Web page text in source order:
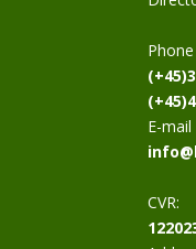
Phone
E-mail
CVR: